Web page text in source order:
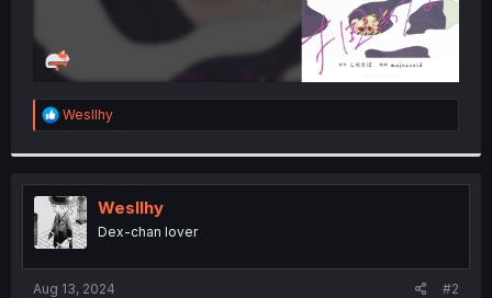
R
e
t
i
o
n
s
:
Wesllhy
Wesllhy
Dex-chan lover
Aug 13, 2024 #2